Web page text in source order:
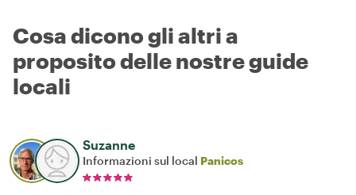
Cosa dicono gli altri a
proposito delle nostre guide
locali
Suzanne
Informazioni sul local Panicos